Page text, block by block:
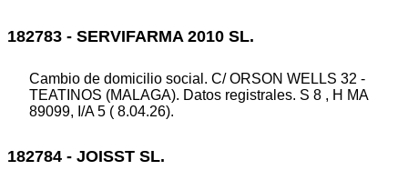
182783 - SERVIFARMA 2010 SL.
Cambio de domicilio social. C/ ORSON WELLS 32 -
TEATINOS (MALAGA). Datos registrales. S 8 , H MA
89099, I/A 5 ( 8.04.26).
182784 - JOISST SL.